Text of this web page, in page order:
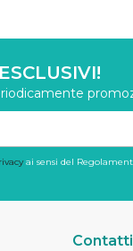
ai sensi del
Contatti